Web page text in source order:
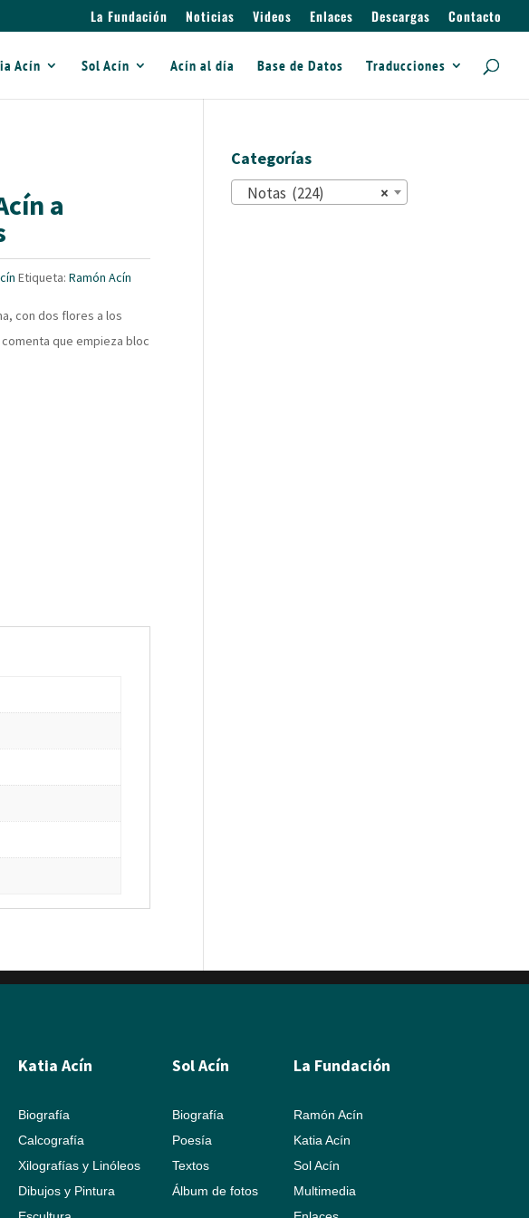
La Fundación Noticias Videos Enlaces Descargas Contacto
Acín Sol Acín Acín al día Base de Datos Traducciones
a
Etiqueta:Ramón Acín
con dos flores a los
que empieza bloc
Categorías
×
Notas (224)
Katia Acín
Biografía
Calcografía
Xilografías y Linóleos
Dibujos y Pintura
Sol Acín
Biografía
Poesía
Textos
Álbum de fotos
La Fundación
Ramón Acín
Katia Acín
Sol Acín
Multimedia